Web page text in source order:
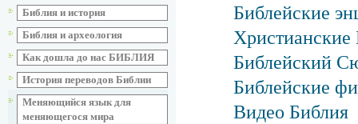
Библия и история
Библия и археология
Как дошла до нас БИБЛИЯ
История переводов Библии
Меняющийся язык для
меняющегося мира
Библейские
Христианские
Библейский
Библейские
Видео Библия